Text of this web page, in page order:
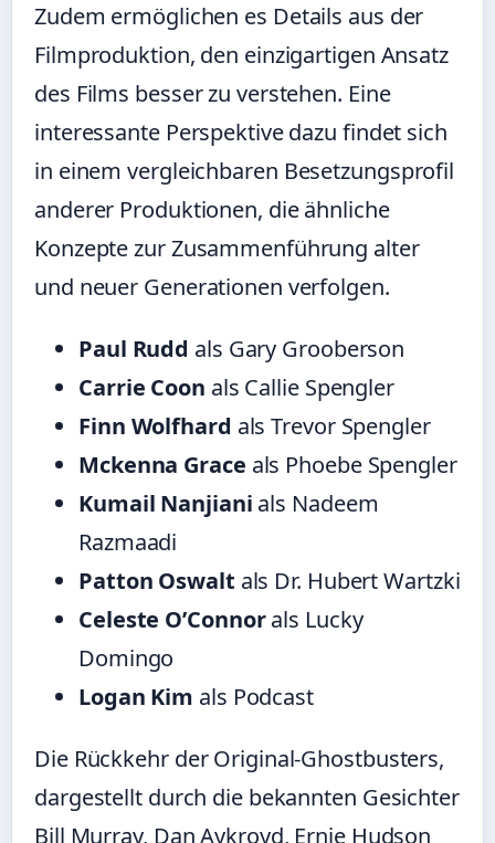
Zudem ermöglichen es Details aus der
Filmproduktion, den einzigartigen Ansatz
des Films besser zu verstehen. Eine
interessante Perspektive dazu findet sich
in einemvergleichbaren Besetzungsprofil
anderer Produktionen, die ähnliche
Konzepte zur Zusammenführung alter
und neuer Generationen verfolgen.
Paul Rudd als Gary Grooberson
Carrie Coon als Callie Spengler
Finn Wolfhard als Trevor Spengler
Mckenna Grace als Phoebe Spengler
Kumail Nanjiani als Nadeem
Razmaadi
Patton Oswalt als Dr. Hubert Wartzki
Celeste O’Connorals Lucky
Domingo
Logan Kim als Podcast
Die Rückkehr der Original-Ghostbusters,
dargestellt durch die bekannten Gesichter
Bill Murray, Dan Aykroyd, Ernie Hudson